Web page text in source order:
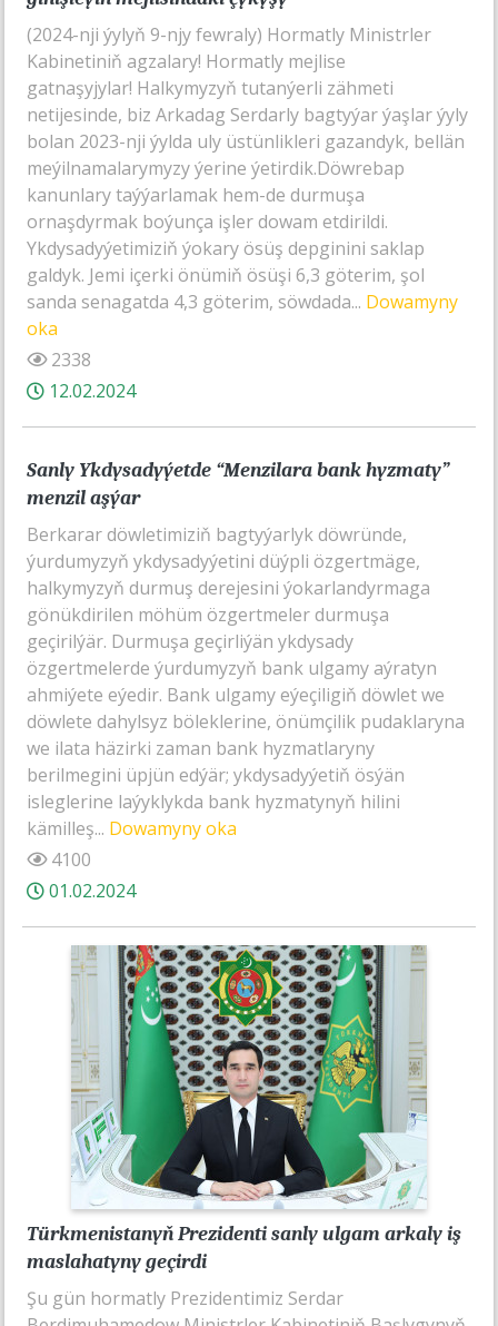
(2024-nji ýylyň 9-njy fewraly) Hormatly Ministrler
Kabinetiniň agzalary! Hormatly mejlise
gatnaşyjylar! Halkymyzyň tutanýerli zähmeti
netijesinde, biz Arkadag Serdarly bagtyýar ýaşlar ýyly
bolan 2023-nji ýylda uly üstünlikleri gazandyk, bellän
meýilnamalarymyzy ýerine ýetirdik.Döwrebap
kanunlary taýýarlamak hem-de durmuşa
ornaşdyrmak boýunça işler dowam etdirildi.
Ykdysadyýetimiziň ýokary ösüş depginini saklap
galdyk. Jemi içerki önümiň ösüşi 6,3 göterim, şol
sanda senagatda 4,3 göterim, söwdada... Dowamyny
oka
2338
12.02.2024
Sanly Ykdysadyýetde “Menzilara bank hyzmaty”
menzil aşýar
Berkarar döwletimiziň bagtyýarlyk döwründe,
ýurdumyzyň ykdysadyýetini düýpli özgertmäge,
halkymyzyň durmuş derejesini ýokarlandyrmaga
gönükdirilen möhüm özgertmeler durmuşa
geçirilýär. Durmuşa geçirliýän ykdysady
özgertmelerde ýurdumyzyň bank ulgamy aýratyn
ahmiýete eýedir. Bank ulgamy eýeçiligiň döwlet we
döwlete dahylsyz böleklerine, önümçilik pudaklaryna
we ilata häzirki zaman bank hyzmatlaryny
berilmegini üpjün edýär; ykdysadyýetiň ösýän
isleglerine laýyklykda bank hyzmatynyň hilini
kämilleş... Dowamyny oka
4100
01.02.2024
Türkmenistanyň Prezidenti sanly ulgam arkaly iş
maslahatyny geçirdi
Şu gün hormatly Prezidentimiz Serdar